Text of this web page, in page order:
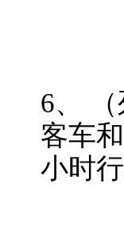
6、
客车
小时